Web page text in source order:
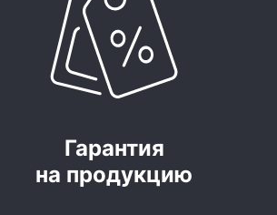
Гарантия
на продукцию